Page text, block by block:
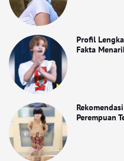
Profil
Fakta
Perempuan